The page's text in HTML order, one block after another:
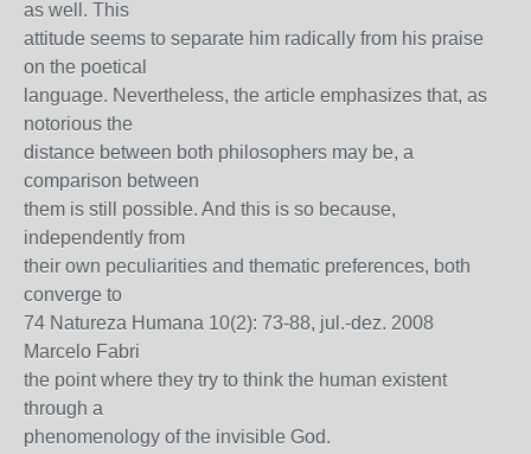
as well. This
attitude seems to separate him radically from his praise
on the poetical
language. Nevertheless, the article emphasizes that, as
notorious the
distance between both philosophers may be, a
comparison between
them is still possible. And this is so because,
independently from
their own peculiarities and thematic preferences, both
converge to
74 Natureza Humana 10(2): 73-88, jul.-dez. 2008
Marcelo Fabri
the point where they try to think the human existent
through a
phenomenology of the invisible God.